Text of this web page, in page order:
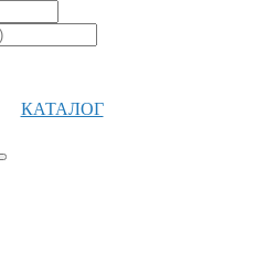
КАТАЛОГ